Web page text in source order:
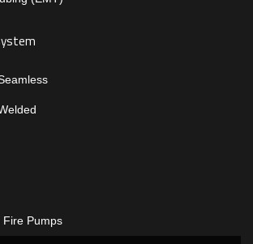
Fire Pumps